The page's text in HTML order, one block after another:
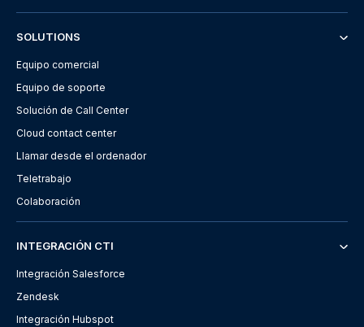
SOLUTIONS
Equipo comercial
Equipo de soporte
Solución de Call Center
Cloud contact center
Llamar desde el ordenador
Teletrabajo
Colaboración
INTEGRACIÓN CTI
Integración Salesforce
Zendesk
Integración Hubspot